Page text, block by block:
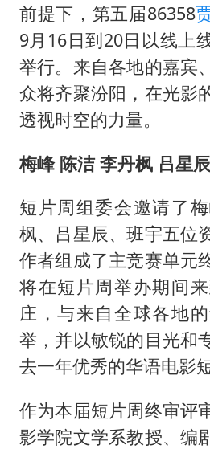
38岁演员
胡彦斌获
胡彦斌韩
夯实基础
前提下，第五届86358
9月16日到20日以线上
举行。来自各地的嘉宾
众将齐聚汾阳，在光影
透视时空的力量。
梅峰 陈洁 李丹枫 吕星
短片周组委会邀请了
枫、吕星辰、班宇五位
作者组成了主竞赛单元
将在短片周举办期间
庄，与来自全球各地
举，并以敏锐的目光和
去一年优秀的华语电影
作为本届短片周终审评
影学院文学系教授、编